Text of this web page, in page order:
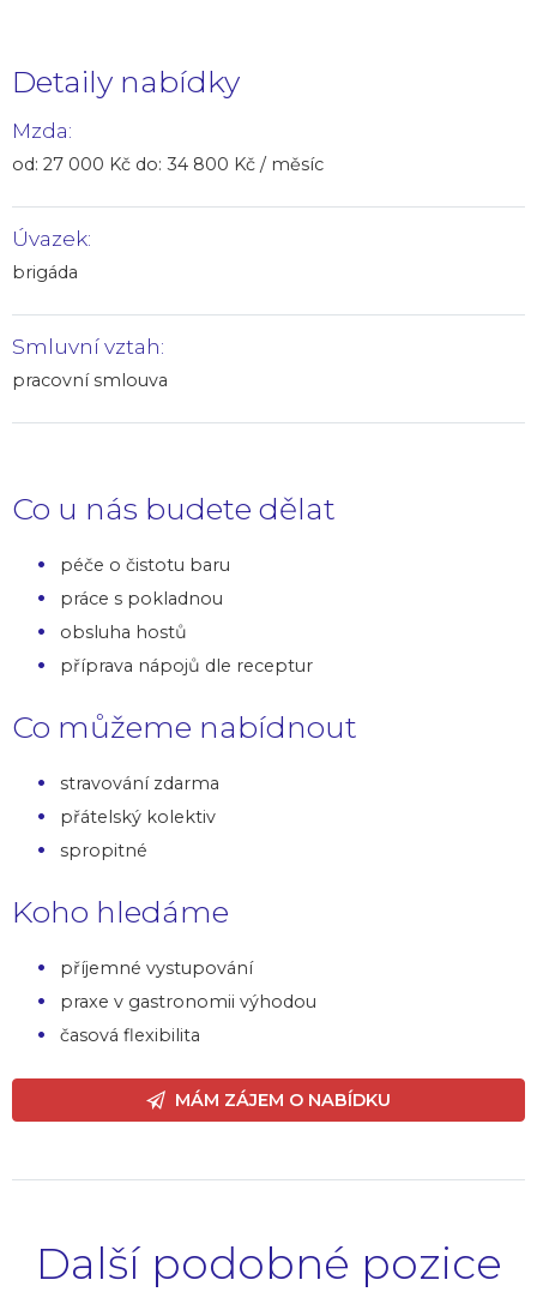
Detaily nabídky
Mzda:
od: 27 000 Kč do: 34 800 Kč / měsíc
Úvazek:
brigáda
Smluvní vztah:
pracovní smlouva
Co u nás budete dělat
péče o čistotu baru
práce s pokladnou
obsluha hostů
příprava nápojů dle receptur
Co můžeme nabídnout
stravování zdarma
přátelský kolektiv
spropitné
Koho hledáme
příjemné vystupování
praxe v gastronomii výhodou
časová flexibilita
MÁM ZÁJEM O NABÍDKU
Další podobné pozice